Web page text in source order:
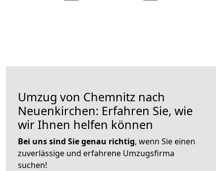
Umzug von Chemnitz nach
Neuenkirchen: Erfahren Sie, wie
wir Ihnen helfen können
Bei uns sind Sie genau richtig, wenn Sie einen
zuverlässige und erfahrene Umzugsfirma
suchen!